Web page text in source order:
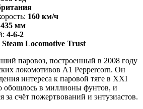
160 км/ч
мм
4-6-2
Steam Locomotive Trust
паровоз, построенный в 2008 году
локомотивов A1 Peppercorn. Он
интереса к паровой тяге в XXI
обошлось в миллионы фунтов, и
за счёт пожертвований и энтузиастов.